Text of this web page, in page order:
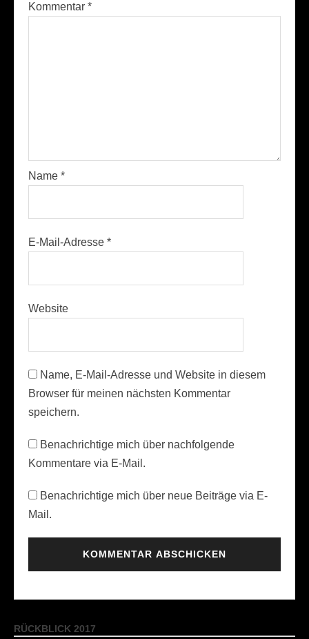
Kommentar *
Name *
E-Mail-Adresse *
Website
Name, E-Mail-Adresse und Website in diesem
Browser für meinen nächsten Kommentar
speichern.
Benachrichtige mich über nachfolgende
Kommentare via E-Mail.
Benachrichtige mich über neue Beiträge via E-
Mail.
RÜCKBLICK 2017